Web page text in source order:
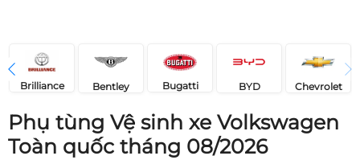
Brilliance Bentley Bugatti BYD Chevrolet
Phụ tùng Vệ sinh xe Volkswagen
Toàn quốc tháng 08/2026